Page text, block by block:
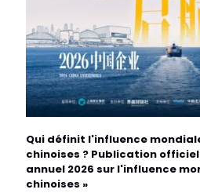
Qui définit l'influence
chinoises ? Publication
annuel 2026 sur l'influence
chinoises »